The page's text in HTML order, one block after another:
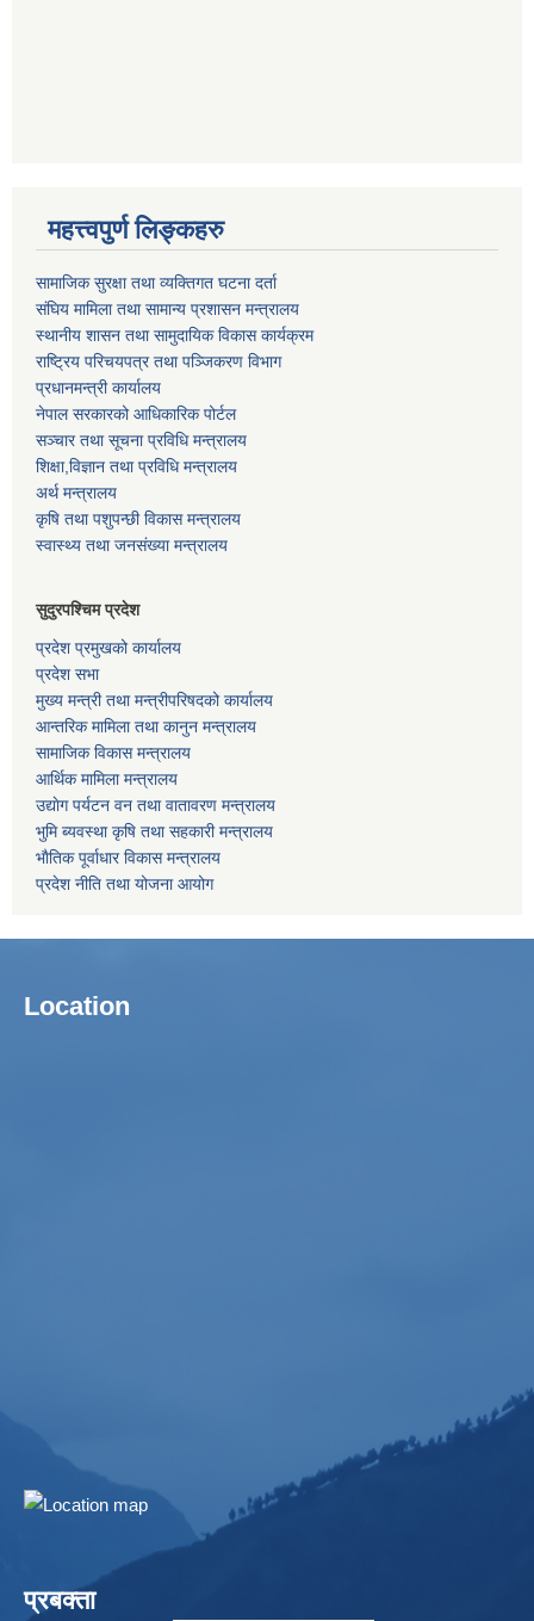
महत्त्वपुर्ण लिङ्कहरु
सामाजिक सुरक्षा तथा व्यक्तिगत घटना दर्ता
संघिय मामिला तथा सामान्य प्रशासन मन्त्रालय
स्थानीय शासन तथा सामुदायिक विकास कार्यक्रम
राष्ट्रिय परिचयपत्र तथा पञ्जिकरण विभाग
प्रधानमन्त्री कार्यालय
नेपाल सरकारको आधिकारिक पोर्टल
सञ्‍चार तथा सूचना प्रविधि मन्त्रालय
शिक्षा,विज्ञान तथा प्रविधि मन्त्रालय
अर्थ मन्त्रालय
कृषि तथा पशुपन्छी विकास मन्त्रालय
स्वास्थ्य तथा जनसंख्या मन्त्रालय
सुदुरपश्चिम प्रदेश
प्रदेश प्रमुखको कार्यालय
प्रदेश सभा
मुख्य मन्त्री तथा मन्त्रीपरिषदको कार्यालय
आन्तरिक मामिला तथा कानुन मन्त्रालय
सामाजिक विकास मन्त्रालय
आर्थिक मामिला मन्त्रालय
उद्याेग पर्यटन वन तथा वातावरण मन्त्रालय
भुमि ब्यवस्था कृषि तथा सहकारी मन्त्रालय
भाैतिक पूर्वाधार विकास मन्त्रालय
प्रदेश नीति तथा योजना आयोग
Location
प्रबक्ता